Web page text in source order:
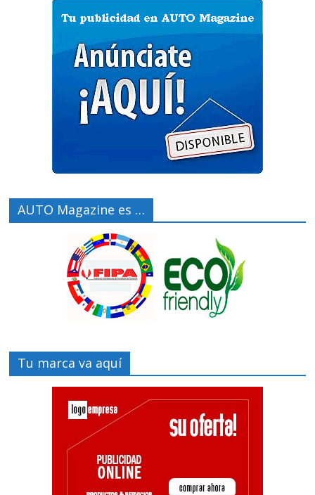
AUTO Magazine es …
Tu marca va aquí